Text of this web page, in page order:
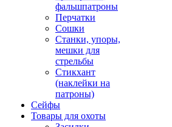
фальшпатроны
Перчатки
Сошки
Станки, упоры,
мешки для
стрельбы
Стикхант
(наклейки на
патроны)
Сейфы
Товары для охоты